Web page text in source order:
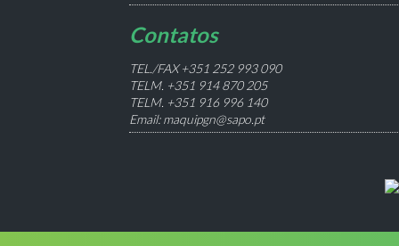
Contatos
TEL./FAX +351 252 993 090
TELM. +351 914 870 205
TELM. +351 916 996 140
Email: maquipgn@sapo.pt